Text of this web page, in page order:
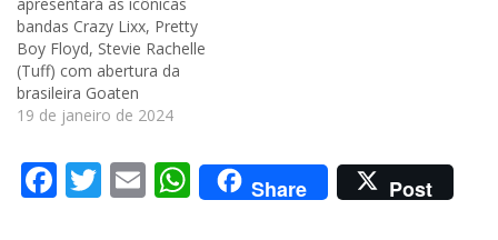
bandas Crazy Lixx, Pretty
Boy Floyd, Stevie Rachelle
(Tuff) com abertura da
brasileira Goaten
19 de janeiro de 2024
Facebook
Twitter
EmailWhatsApp
Share Post